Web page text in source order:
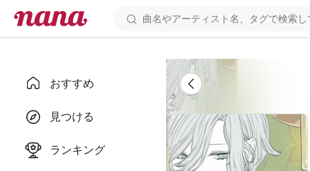
おすすめ
見つける
ランキング